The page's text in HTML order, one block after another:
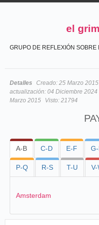
el
GRUPO DE REFLEXIÓN
Detalles Creado: 25 Marzo 2015
actualización: 04 Diciembre 2024
Marzo 2015
Visto: 21794
A-B C-D E-F
P-Q R-S T-U V-
Amsterdam